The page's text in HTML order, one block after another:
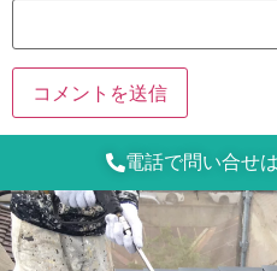
電話で問い合せ